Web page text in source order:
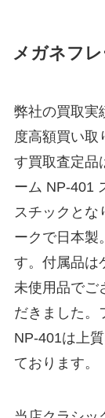
メガネフ
弊社の買取実
度高額買い取
す買取査定品
ーム NP-401
スチックとな
ークで日本製
す。付属品は
未使用品でご
だきました。
NP-401は上
ております。